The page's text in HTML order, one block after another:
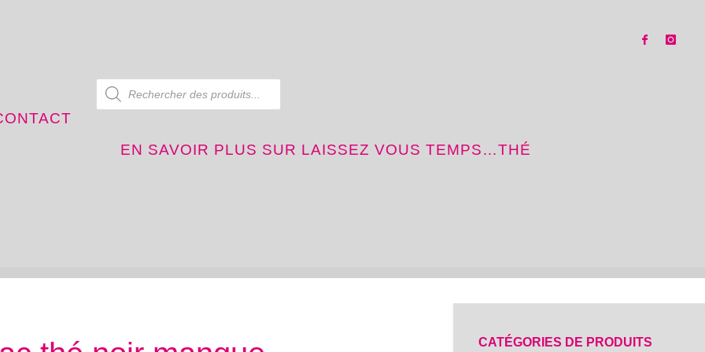
Recherche de produits
EN SAVOIR PLUS SUR LAISSEZ VOUS TEMPS…THÉ
CATÉGORIES DE PRODUITS